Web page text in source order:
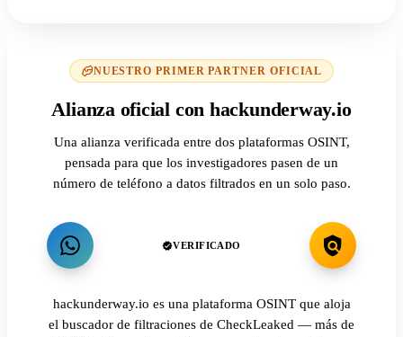
NUESTRO PRIMER PARTNER OFICIAL
Alianza oficial con hackunderway.io
Una alianza verificada entre dos plataformas OSINT,
pensada para que los investigadores pasen de un
número de teléfono a datos filtrados en un solo paso.
VERIFICADO
hackunderway.io es una plataforma OSINT que aloja
el buscador de filtraciones de CheckLeaked — más de